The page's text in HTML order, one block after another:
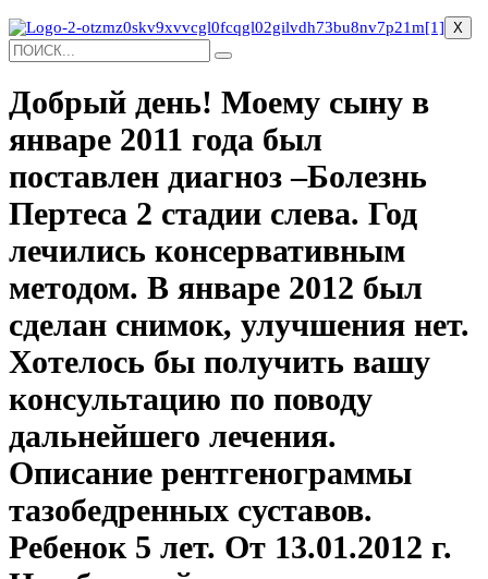
X
Добрый день! Моему сыну в
январе 2011 года был
поставлен диагноз –Болезнь
Пертеса 2 стадии слева. Год
лечились консервативным
методом. В январе 2012 был
сделан снимок, улучшения нет.
Хотелось бы получить вашу
консультацию по поводу
дальнейшего лечения.
Описание рентгенограммы
тазобедренных суставов.
Ребенок 5 лет. От 13.01.2012 г.